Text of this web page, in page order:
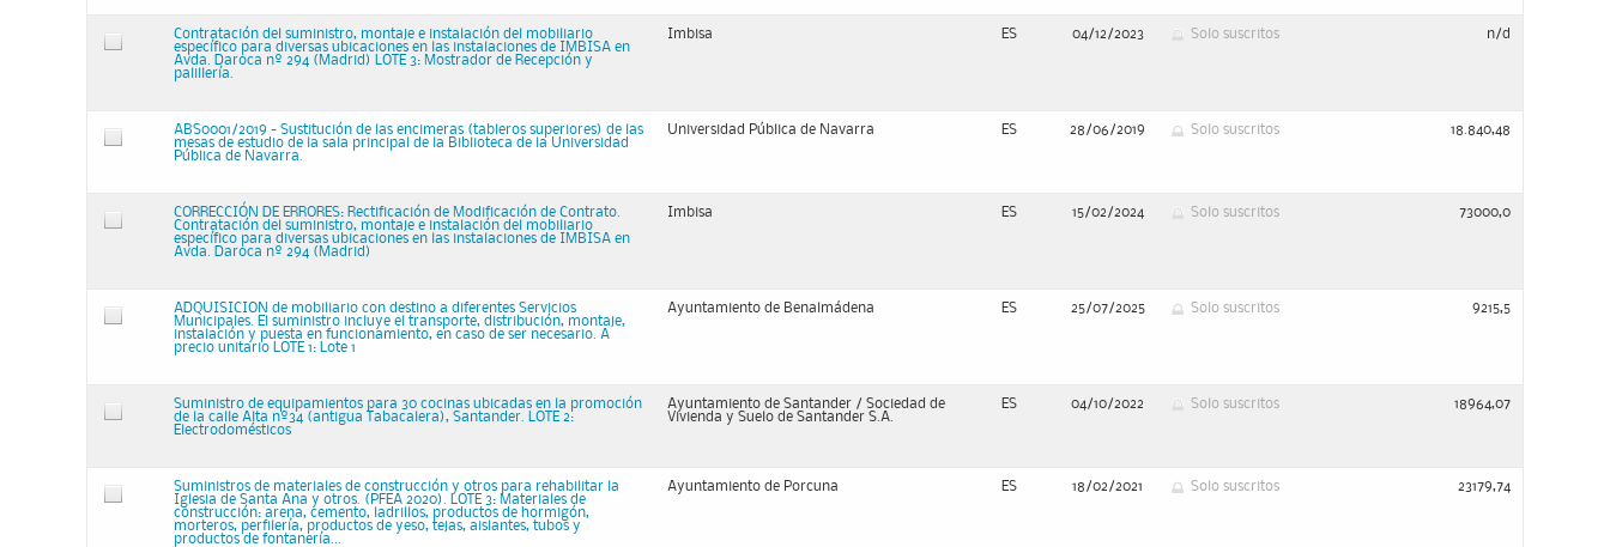
Contratación del suministro, montaje e instalación del mobiliario
específico para diversas ubicaciones en las instalaciones de IMBISA en
Avda. Daroca nº 294 (Madrid) LOTE 3: Mostrador de Recepción y
palillería.
Imbisa ES 04/12/2023 Solo suscritos n/d
ABS0001/2019 - Sustitución de las encimeras (tableros superiores) de las
mesas de estudio de la sala principal de la Biblioteca de la Universidad
Pública de Navarra.
Universidad Pública de Navarra ES 28/06/2019 Solo suscritos 18.840,48
CORRECCIÓN DE ERRORES: Rectificación de Modificación de Contrato.
Contratación del suministro, montaje e instalación del mobiliario
específico para diversas ubicaciones en las instalaciones de IMBISA en
Avda. Daroca nº 294 (Madrid)
Imbisa ES 15/02/2024 Solo suscritos 73000,0
ADQUISICION de mobiliario con destino a diferentes Servicios
Municipales. El suministro incluye el transporte, distribución, montaje,
instalación y puesta en funcionamiento, en caso de ser necesario. A
precio unitario LOTE 1: Lote 1
Ayuntamiento de Benalmádena ES 25/07/2025 Solo suscritos 9215,5
Suministro de equipamientos para 30 cocinas ubicadas en la promoción
de la calle Alta nº34 (antigua Tabacalera), Santander. LOTE 2:
Electrodomésticos
Ayuntamiento de Santander / Sociedad de
Vivienda y Suelo de Santander S.A.
ES 04/10/2022 Solo suscritos 18964,07
Suministros de materiales de construcción y otros para rehabilitar la
Iglesia de Santa Ana y otros. (PFEA 2020). LOTE 3: Materiales de
construcción: arena, cemento, ladrillos, productos de hormigón,
morteros, perfilería, productos de yeso, tejas, aislantes, tubos y
productos de fontanería...
Ayuntamiento de Porcuna ES 18/02/2021 Solo suscritos 23179,74